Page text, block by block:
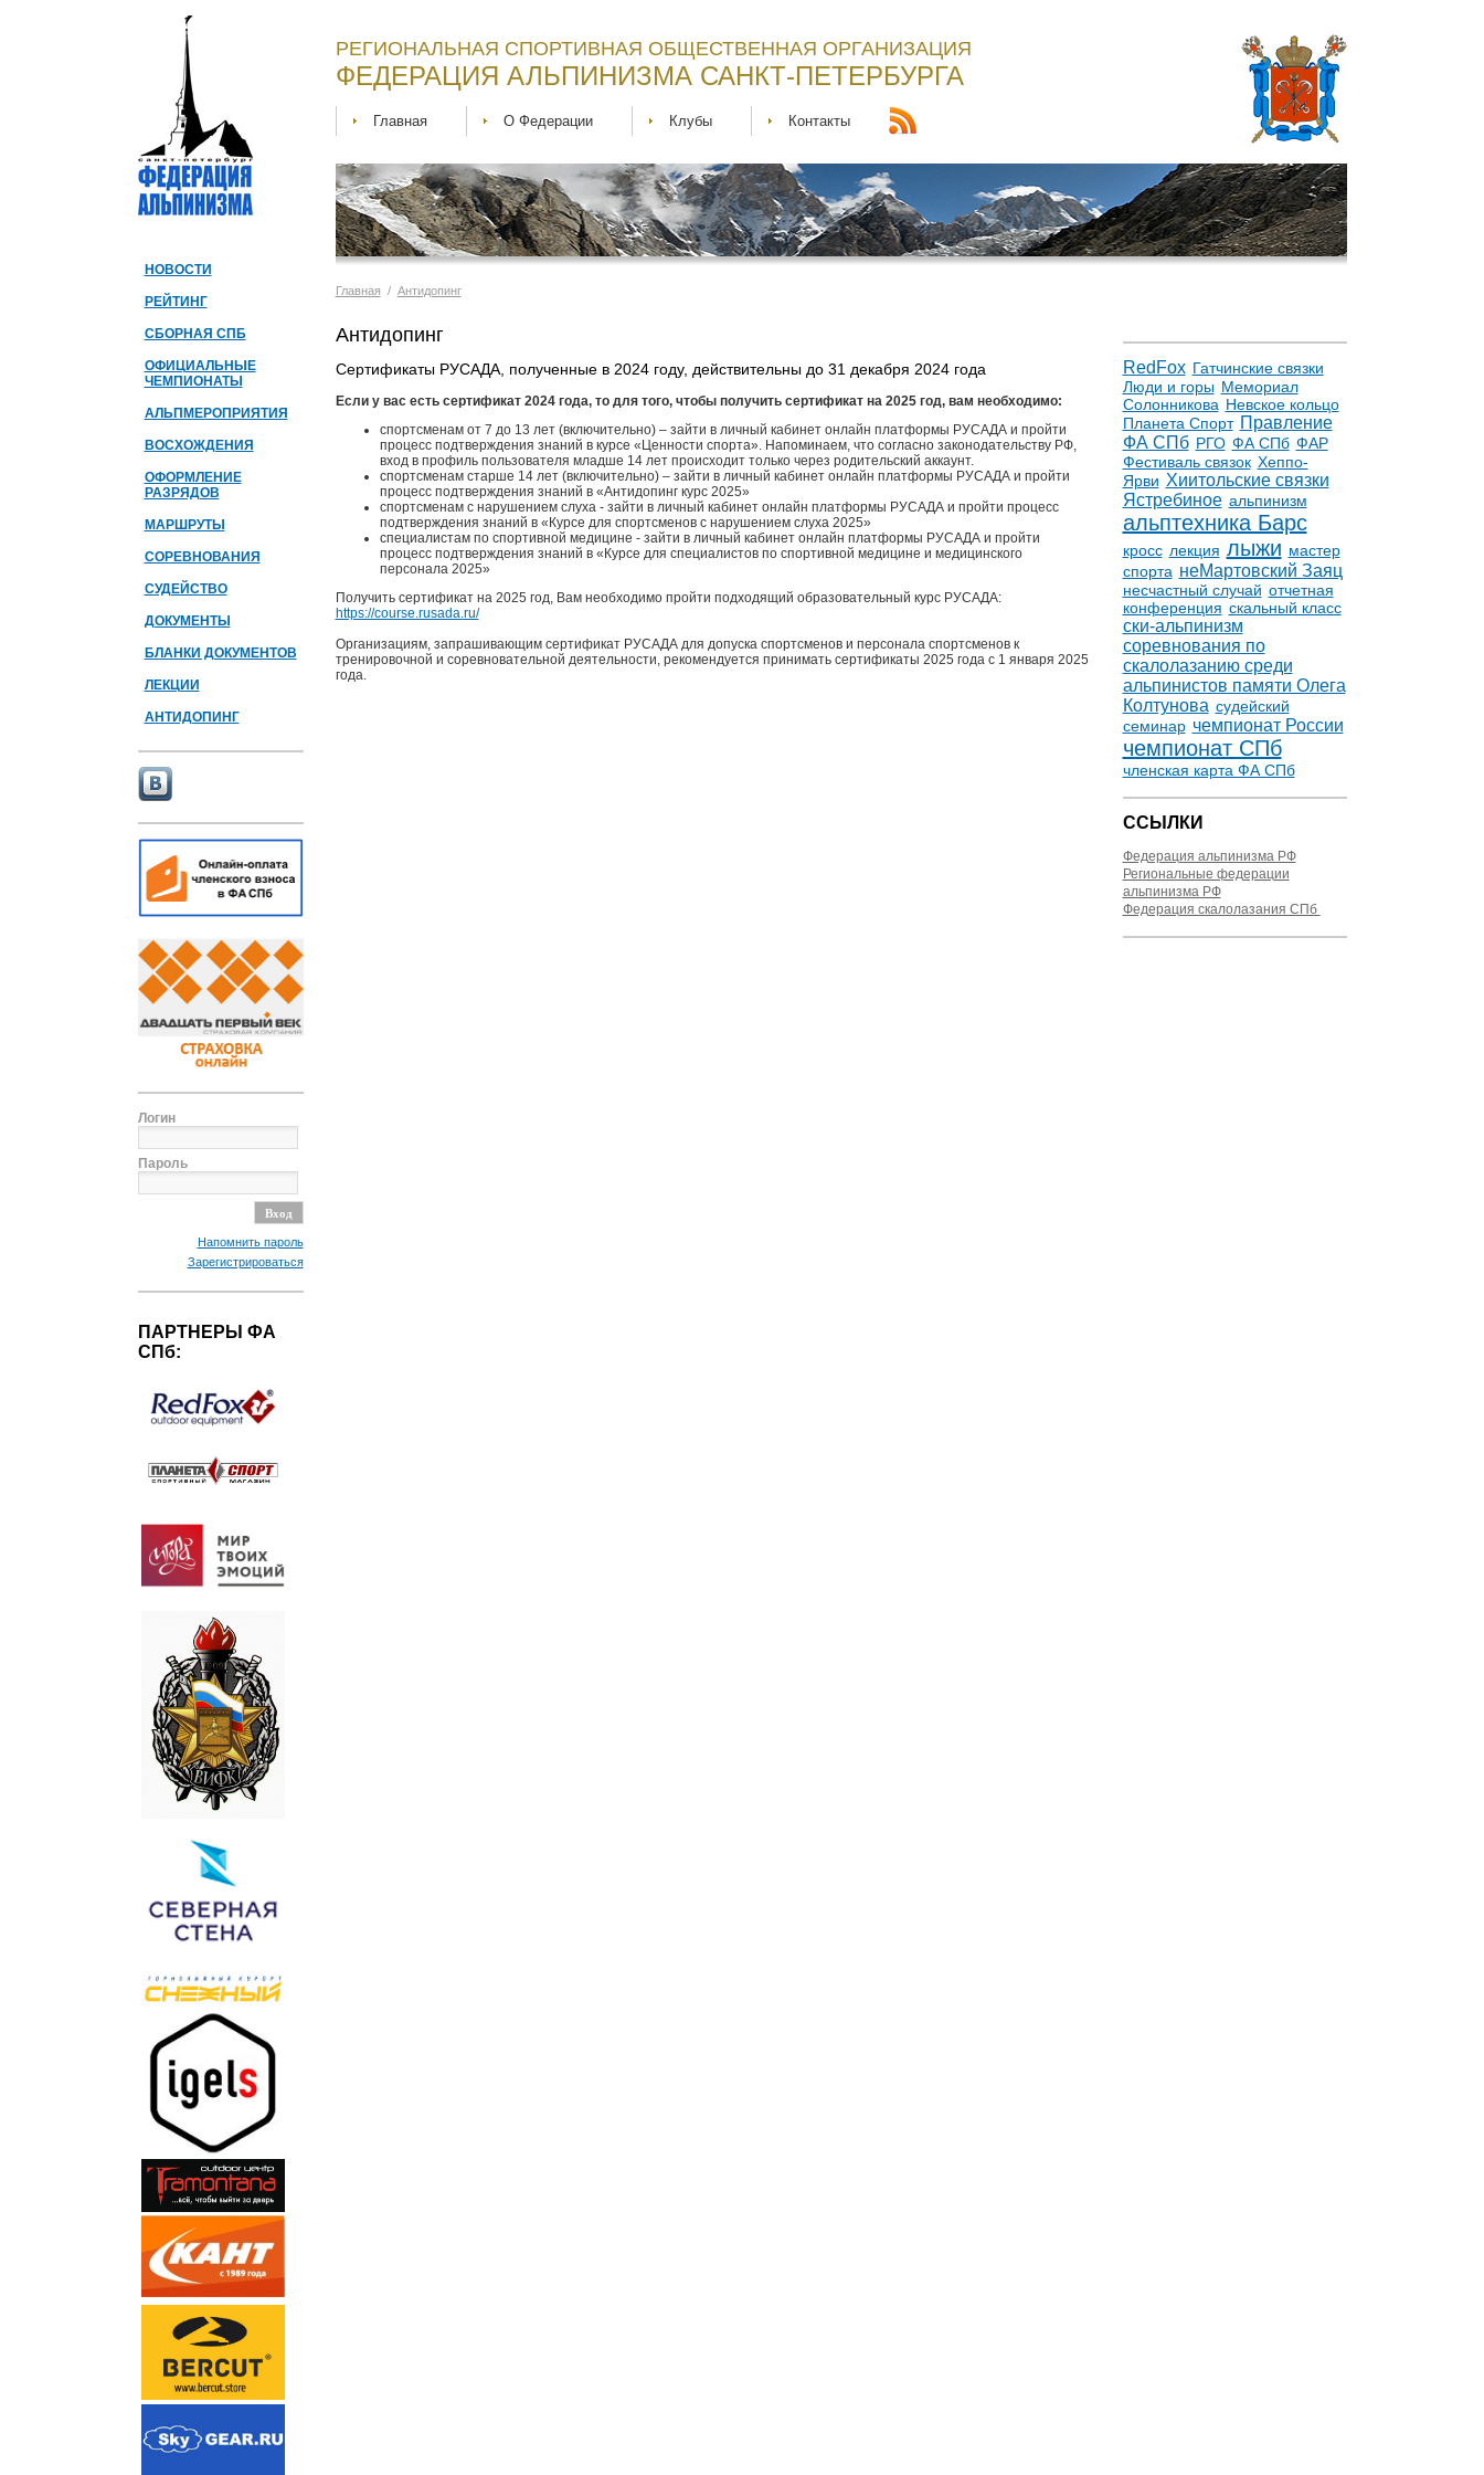
НОВОСТИ
РЕЙТИНГ
СБОРНАЯ СПБ
ОФИЦИАЛЬНЫЕ
ЧЕМПИОНАТЫ
АЛЬПМЕРОПРИЯТИЯ
ВОСХОЖДЕНИЯ
ОФОРМЛЕНИЕ
РАЗРЯДОВ
МАРШРУТЫ
СОРЕВНОВАНИЯ
СУДЕЙСТВО
ДОКУМЕНТЫ
БЛАНКИ ДОКУМЕНТОВ
ЛЕКЦИИ
АНТИДОПИНГ
Логин
Пароль
Напомнить пароль
Зарегистрироваться
ПАРТНЕРЫ ФА
СПб:
РЕГИОНАЛЬНАЯ СПОРТИВНАЯ ОБЩЕСТВЕННАЯ ОРГАНИЗАЦИЯ
ФЕДЕРАЦИЯ АЛЬПИНИЗМА САНКТ-ПЕТЕРБУРГА
Главная О Федерации Клубы Контакты
Главная / Антидопинг
RedFox Гатчинские связки
Люди и горы Мемориал
Солонникова Невское кольцо
Планета Спорт Правление
ФА СПб РГО ФА СПб ФАР
Фестиваль связок Хеппо-
Ярви Хиитольские связки
Ястребиное альпинизм
альптехника Барс
кросс лекция лыжи мастер
спорта неМартовский Заяц
несчастный случай отчетная
конференция скальный класс
ски-альпинизм
соревнования по
скалолазанию среди
альпинистов памяти Олега
Колтунова судейский
семинар чемпионат России
чемпионат СПб
членская карта ФА СПб
ССЫЛКИ
Федерация альпинизма РФ
Региональные федерации
альпинизма РФ
Федерация скалолазания СПб
Антидопинг
Сертификаты РУСАДА, полученные в 2024 году, действительны до 31 декабря 2024 года
Если у вас есть сертификат 2024 года, то для того, чтобы получить сертификат на 2025 год, вам необходимо:
спортсменам от 7 до 13 лет (включительно) – зайти в личный кабинет онлайн платформы РУСАДА и пройти
процесс подтверждения знаний в курсе «Ценности спорта». Напоминаем, что согласно законодательству РФ,
вход в профиль пользователя младше 14 лет происходит только через родительский аккаунт.
спортсменам старше 14 лет (включительно) – зайти в личный кабинет онлайн платформы РУСАДА и пройти
процесс подтверждения знаний в «Антидопинг курс 2025»
спортсменам с нарушением слуха - зайти в личный кабинет онлайн платформы РУСАДА и пройти процесс
подтверждения знаний в «Курсе для спортсменов с нарушением слуха 2025»
специалистам по спортивной медицине - зайти в личный кабинет онлайн платформы РУСАДА и пройти
процесс подтверждения знаний в «Курсе для специалистов по спортивной медицине и медицинского
персонала 2025»
Получить сертификат на 2025 год, Вам необходимо пройти подходящий образовательный курс РУСАДА:
https://course.rusada.ru/
Организациям, запрашивающим сертификат РУСАДА для допуска спортсменов и персонала спортсменов к
тренировочной и соревновательной деятельности, рекомендуется принимать сертификаты 2025 года с 1 января 2025
года.